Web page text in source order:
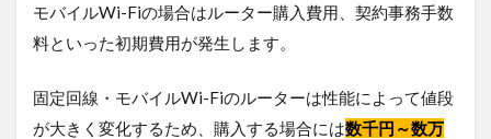
モバイルWi-Fiの場合はルーター購入費用、契約事務手数
料といった初期費用が発生します。
固定回線・モバイルWi-Fiのルーターは性能によって値段
が大きく変化するため、購入する場合には数千円～数万